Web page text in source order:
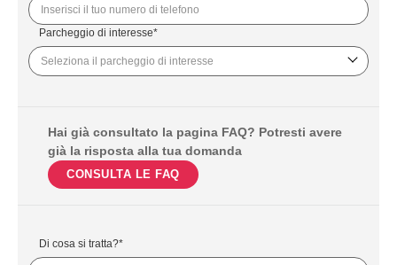
Parcheggio di interesse*
Hai già consultato la pagina FAQ? Potresti avere
già la risposta alla tua domanda
CONSULTA LE FAQ
Di cosa si tratta?*